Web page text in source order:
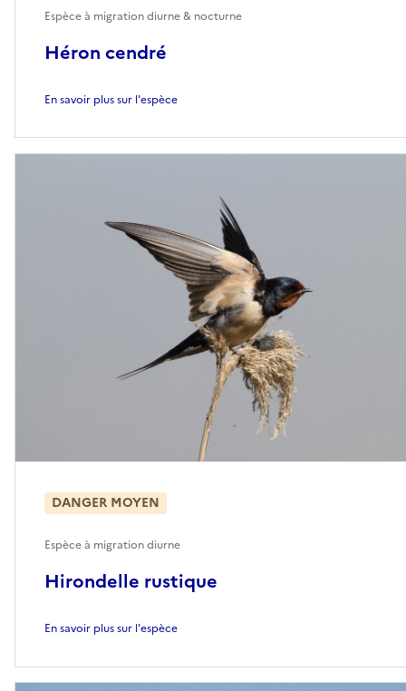
Héron cendré
Espèce à migration diurne & nocturne
En savoir plus sur l'espèce
Hirondelle rustique
DANGER MOYEN
Espèce à migration diurne
En savoir plus sur l'espèce